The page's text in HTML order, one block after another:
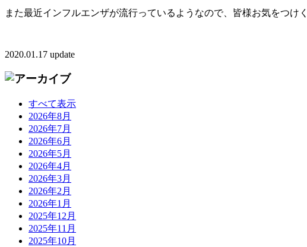
また最近インフルエンザが流行っているようなので、皆様お気をつけ
2020.01.17 update
すべて表示
2026年8月
2026年7月
2026年6月
2026年5月
2026年4月
2026年3月
2026年2月
2026年1月
2025年12月
2025年11月
2025年10月